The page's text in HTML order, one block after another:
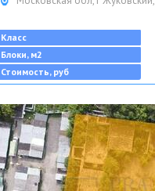
Класс
Блоки, м2
Стоимость, руб